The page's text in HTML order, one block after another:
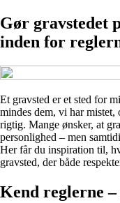
Gør gravstedet
inden for
Et gravsted er et sted for
mindes dem, vi har mistet,
rigtig. Mange ønsker, at
personlighed – men
Her får du inspiration til,
gravsted, der både
Kend reglerne